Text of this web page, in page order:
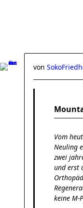
von
Vom
Neuling
zwei
und erst
keine M-